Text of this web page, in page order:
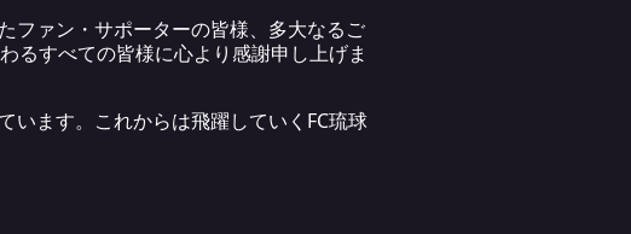
ファン・サポーターの皆様、多大なるご
るすべての皆様に心より感謝申し上げま
います。これからは飛躍していくFC琉球